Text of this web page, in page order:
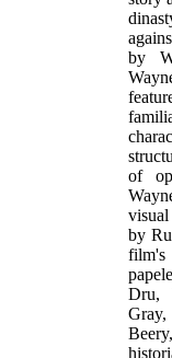
by
of
by
film's
Dru,